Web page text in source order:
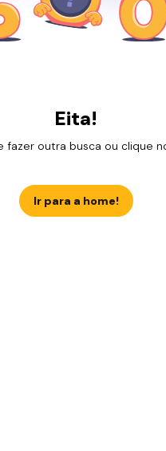
Eita!
outra busca ou clique
Ir para a home!